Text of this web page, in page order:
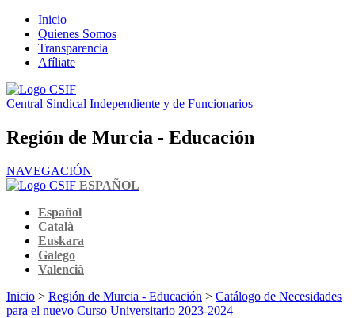
Inicio
Quienes Somos
Transparencia
Afíliate
Central Sindical Independiente y de Funcionarios
Región de Murcia - Educación
NAVEGACIÓN
ESPAÑOL
Español
Català
Euskara
Galego
Valencià
Inicio > Región de Murcia - Educación > Catálogo de Necesidades
para el nuevo Curso Universitario 2023-2024